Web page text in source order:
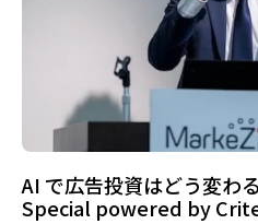
AI で広告投資はどう変わ
Special powered by